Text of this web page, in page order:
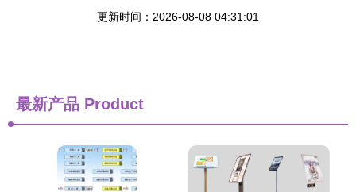
更新时间：2026-08-08 04:31:01
最新产品 Product